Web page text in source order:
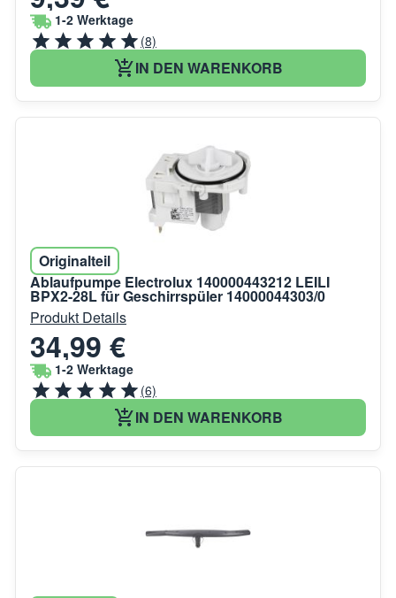
1-2 Werktage
(8)
IN DEN WARENKORB
Originalteil
Ablaufpumpe Electrolux 140000443212 LEILI
BPX2-28L für Geschirrspüler 14000044303/0
Produkt Details
34,99 €
1-2 Werktage
(6)
IN DEN WARENKORB